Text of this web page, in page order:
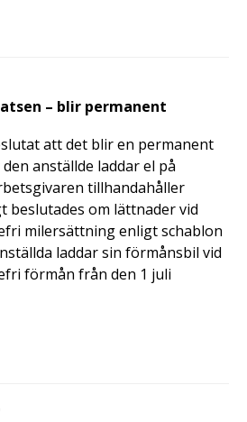
– blir permanent
att det blir en permanent
anställde laddar el på
tillhandahåller
beslutades om lättnader vid
milersättning enligt schablon
laddar sin förmånsbil vid
förmån från den 1 juli